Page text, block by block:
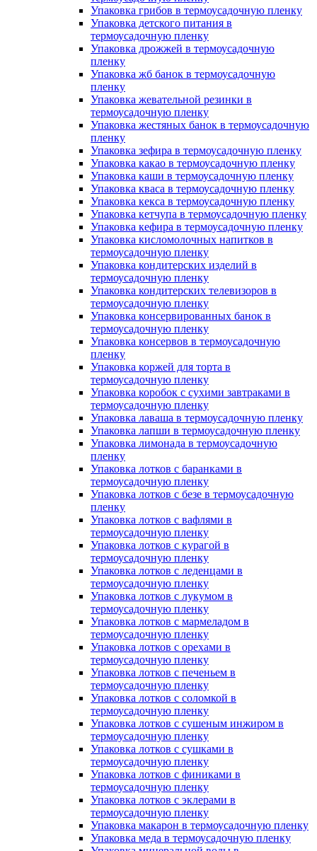
Упаковка грибов в термоусадочную пленку
Упаковка детского питания в
термоусадочную пленку
Упаковка дрожжей в термоусадочную
пленку
Упаковка жб банок в термоусадочную
пленку
Упаковка жевательной резинки в
термоусадочную пленку
Упаковка жестяных банок в термоусадочную
пленку
Упаковка зефира в термоусадочную пленку
Упаковка какао в термоусадочную пленку
Упаковка каши в термоусадочную пленку
Упаковка кваса в термоусадочную пленку
Упаковка кекса в термоусадочную пленку
Упаковка кетчупа в термоусадочную пленку
Упаковка кефира в термоусадочную пленку
Упаковка кисломолочных напитков в
термоусадочную пленку
Упаковка кондитерских изделий в
термоусадочную пленку
Упаковка кондитерских телевизоров в
термоусадочную пленку
Упаковка консервированных банок в
термоусадочную пленку
Упаковка консервов в термоусадочную
пленку
Упаковка коржей для торта в
термоусадочную пленку
Упаковка коробок с сухими завтраками в
термоусадочную пленку
Упаковка лаваша в термоусадочную пленку
Упаковка лапши в термоусадочную пленку
Упаковка лимонада в термоусадочную
пленку
Упаковка лотков с баранками в
термоусадочную пленку
Упаковка лотков с безе в термоусадочную
пленку
Упаковка лотков с вафлями в
термоусадочную пленку
Упаковка лотков с курагой в
термоусадочную пленку
Упаковка лотков с леденцами в
термоусадочную пленку
Упаковка лотков с лукумом в
термоусадочную пленку
Упаковка лотков с мармеладом в
термоусадочную пленку
Упаковка лотков с орехами в
термоусадочную пленку
Упаковка лотков с печеньем в
термоусадочную пленку
Упаковка лотков с соломкой в
термоусадочную пленку
Упаковка лотков с сушеным инжиром в
термоусадочную пленку
Упаковка лотков с сушками в
термоусадочную пленку
Упаковка лотков с финиками в
термоусадочную пленку
Упаковка лотков с эклерами в
термоусадочную пленку
Упаковка макарон в термоусадочную пленку
Упаковка меда в термоусадочную пленку